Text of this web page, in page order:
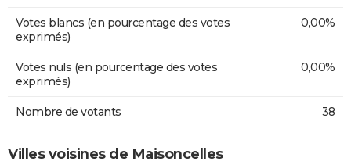
Votes blancs (en pourcentage des votes
exprimés)
0,00%
Votes nuls (en pourcentage des votes
exprimés)
0,00%
Nombre de votants 38
Villes voisines de Maisoncelles